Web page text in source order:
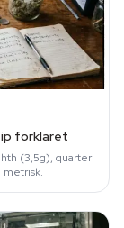
forklaret
(3,5g), quarter
metrisk.